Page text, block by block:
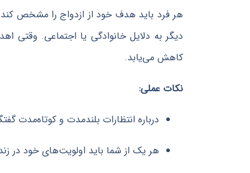
هر فرد باید هدف خود از ازدواج را مشخص
دیگر به دلایل خانوادگی یا اجتماعی. وقتی
کاهش می‌یابد.
نکات عملی:
درباره انتظارات بلندمدت و کوتاه‌مدت
هر یک از شما باید اولویت‌های خود در